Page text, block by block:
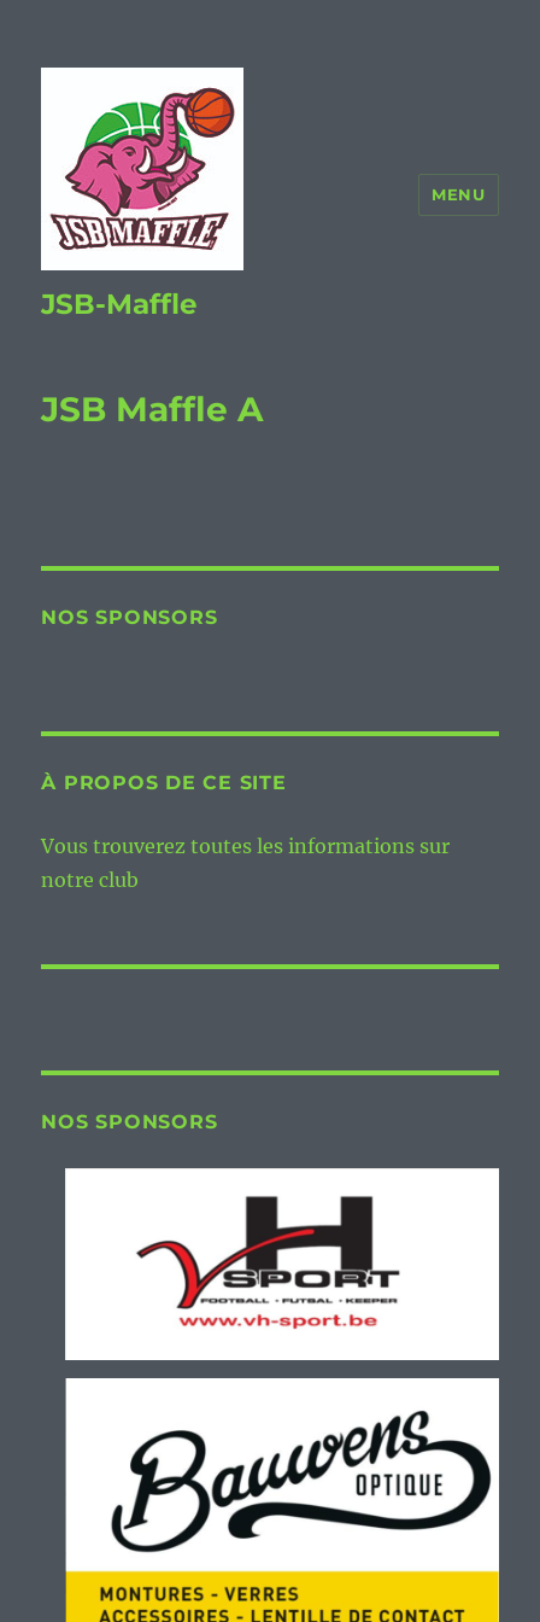
JSB-Maffle
MENU
JSB Maffle A
NOS SPONSORS
À PROPOS DE CE SITE
Vous trouverez toutes les informations sur
notre club
NOS SPONSORS